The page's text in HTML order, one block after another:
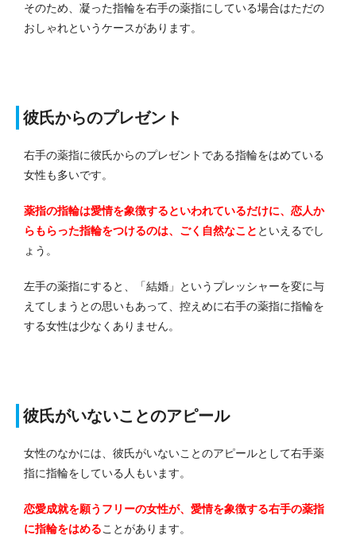
そのため、凝った指輪を右手の薬指にしている場合はただの
おしゃれというケースがあります。
彼氏からのプレゼント
右手の薬指に彼氏からのプレゼントである指輪をはめている
女性も多いです。
薬指の指輪は愛情を象徴するといわれているだけに、恋人か
らもらった指輪をつけるのは、ごく自然なこと といえるでし
ょう。
左手の薬指にすると、「結婚」というプレッシャーを変に与
えてしまうとの思いもあって、控えめに右手の薬指に指輪を
する女性は少なくありません。
彼氏がいないことのアピール
女性のなかには、彼氏がいないことのアピールとして右手薬
指に指輪をしている人もいます。
恋愛成就を願うフリーの女性が、愛情を象徴する右手の薬指
に指輪をはめることがあります。